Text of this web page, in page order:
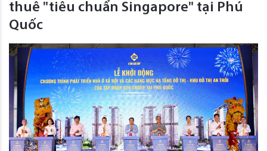
thuê "tiêu chuẩn Singapore" tại Phú
Quốc